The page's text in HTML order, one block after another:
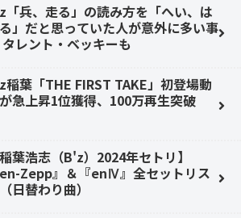
「兵、走る」の読み方を「へい、は
」だと思っていた人が意外に多い事
レント・ベッキーも
稲葉「THE FIRST TAKE」初登場動
急上昇1位獲得、100万再生突破
稲葉浩志（B'z）2024年セトリ】
en-Zepp』＆『enⅣ』全セットリス
日替わり曲）